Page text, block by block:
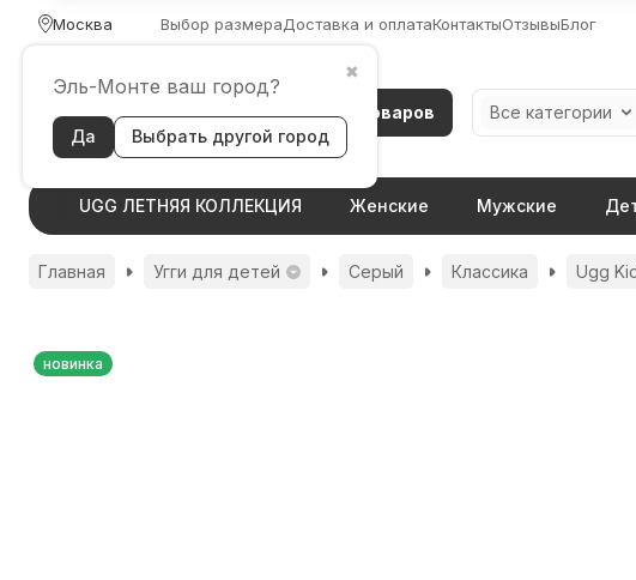
Москва
✖
Эль-Монте ваш город?
Да Выбрать другой город
Выбор размераДоставка и оплатаКонтактыОтзывыБлог
Каталог товаров Все категории
UGG ЛЕТНЯЯ КОЛЛЕКЦИЯ Женские Мужские
Главная Угги для детей Серый Классика Ugg
новинка